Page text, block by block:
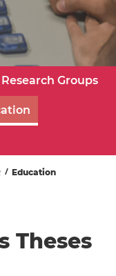
Research Groups
Education
Theses